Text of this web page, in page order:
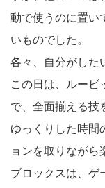
動で使うのに置い
いものでした。
各々、自分がした
この日は、ルービ
で、全面揃える技
ゆっくりした時間
ョンを取りながら
ブロックスは、ゲ